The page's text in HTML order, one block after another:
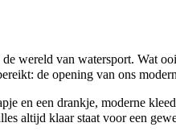
wereld van watersport. Wat
de opening van ons
en een drankje, moderne
altijd klaar staat voor een